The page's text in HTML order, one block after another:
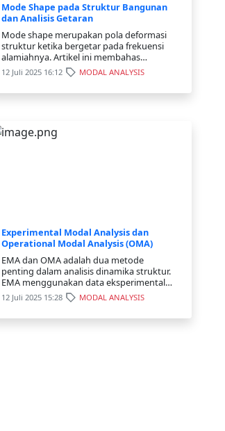
Mode Shape pada Struktur Bangunan
dan Analisis Getaran
Mode shape merupakan pola deformasi
struktur ketika bergetar pada frekuensi
alamiahnya. Artikel ini membahas
pengertian, peran, serta penerapan mode
shape dalam analisis dan monitoring
struktur.
12 Juli 2025 16:12 MODAL ANALYSIS
Experimental Modal Analysis dan
Operational Modal Analysis (OMA)
EMA dan OMA adalah dua metode
penting dalam analisis dinamika struktur.
EMA menggunakan data eksperimental
yang dihasilkan oleh eksperimen
terkontrol, sementara OMA
menggunakan data operasional yang
12 Juli 2025 15:28 MODAL ANALYSIS